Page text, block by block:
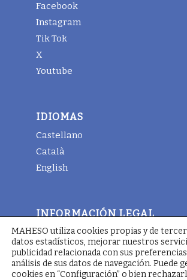
Facebook
Instagram
Tik Tok
X
Youtube
IDIOMAS
Castellano
Català
English
INFORMACIÓN LEGAL
Aviso legal
Términos y condiciones generales
Política de cookies
MAHESO utiliza cookies propias y de
datos estadísticos, mejorar nuestros
publicidad relacionada con sus
análisis de sus datos de navegación. Puede
cookies en “Configuración” o bien